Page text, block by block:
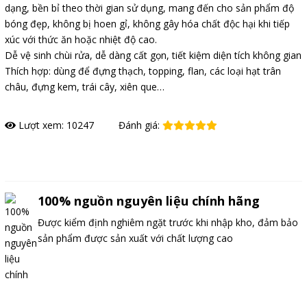
dạng, bền bỉ theo thời gian sử dụng, mang đến cho sản phẩm độ
bóng đẹp, không bị hoen gỉ, không gây hóa chất độc hại khi tiếp
xúc với thức ăn hoặc nhiệt độ cao.
Dễ vệ sinh chùi rửa, dễ dàng cất gọn, tiết kiệm diện tích không gian
Thích hợp: dùng để đựng thạch, topping, flan, các loại hạt trân
châu, đựng kem, trái cây, xiên que…
Lượt xem: 10247 Đánh giá:
100% nguồn nguyên liệu chính hãng
Được kiểm định nghiêm ngặt trước khi nhập kho, đảm bảo
sản phẩm được sản xuất với chất lượng cao